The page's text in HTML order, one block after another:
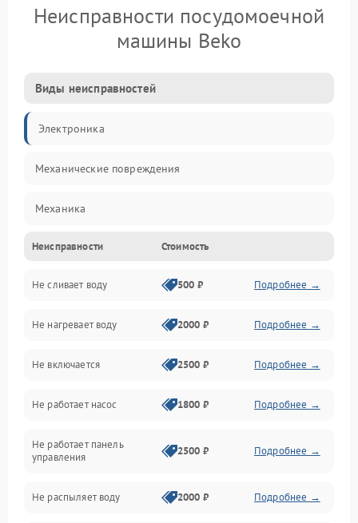
Неисправности посудомоечной
машины Beko
Виды неисправностей
Электроника
Механические повреждения
Механика
Управление
Электропитание
Датчики
Нагрев
Вода
Гигиена
Программное обеспечение
Неисправности Стоимость
Не сливает воду 500 ₽ Подробнее →
Не нагревает воду 2000 ₽ Подробнее →
Не включается 2500 ₽ Подробнее →
Не работает насос 1800 ₽ Подробнее →
Не работает панель
управления
2500 ₽ Подробнее →
Не распыляет воду 2000 ₽ Подробнее →